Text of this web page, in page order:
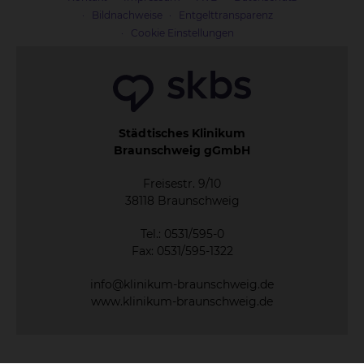
Bildnachweise
Entgelttransparenz
Cookie Einstellungen
Städtisches Klinikum
Braunschweig gGmbH
Freisestr. 9/10
38118 Braunschweig
Tel.: 0531/595-0
Fax: 0531/595-1322
info@klinikum-braunschweig.de
www.klinikum-braunschweig.de